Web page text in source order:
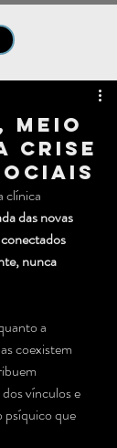
Meio
Crise
clínica
das novas
nunca
a
coexistem
vínculos e
psíquico que